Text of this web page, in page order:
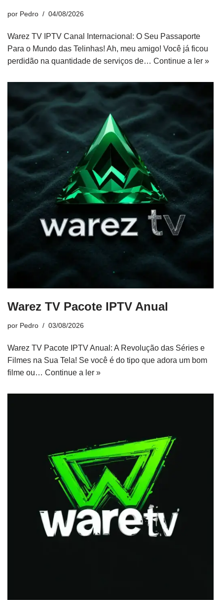
por Pedro 04/08/2026
Warez TV IPTV Canal Internacional: O Seu Passaporte
Para o Mundo das Telinhas! Ah, meu amigo! Você já ficou
perdidão na quantidade de serviços de… Continue a ler »
Warez TV Pacote IPTV Anual
por Pedro 03/08/2026
Warez TV Pacote IPTV Anual: A Revolução das Séries e
Filmes na Sua Tela! Se você é do tipo que adora um bom
filme ou… Continue a ler »